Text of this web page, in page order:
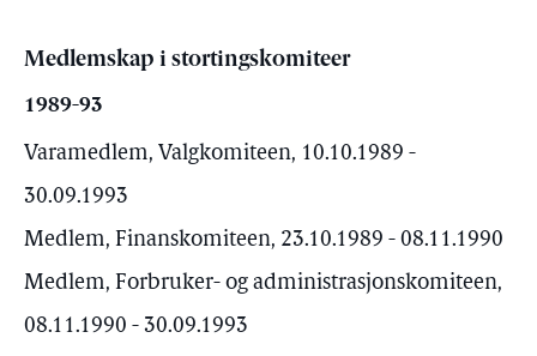
Medlemskap i stortingskomiteer
1989-93
Varamedlem, Valgkomiteen, 10.10.1989 -
30.09.1993
Medlem, Finanskomiteen, 23.10.1989 - 08.11.1990
Medlem, Forbruker- og administrasjonskomiteen,
08.11.1990 - 30.09.1993